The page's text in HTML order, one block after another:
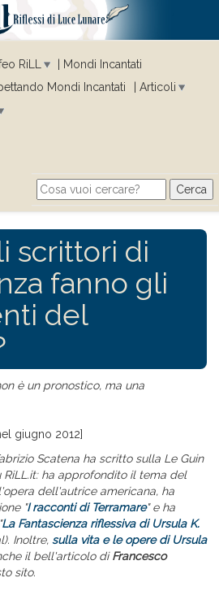
RiLL
Mondi Incantati
Mondi Incantati
Articoli
Search form
Cerca
scrittori di
fanno gli
del
è un pronostico, ma una
giugno 2012]
Scatena ha scritto sulla Le Guin
ha approfondito il tema del
dell'autrice americana, ha
"I racconti di Terramare" e ha
La Fantascienza riflessiva di Ursula K.
. Inoltre, sulla vita e le opere di Ursula
il bell'articolo diFrancesco
sito.